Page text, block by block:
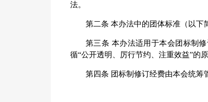
法。
第二条 本办法中的团体标准（以下
第三条 本办法适用于本会团标制
循“公开透明、厉行节约、注重效益”的原
第四条 团标制修订经费由本会统筹